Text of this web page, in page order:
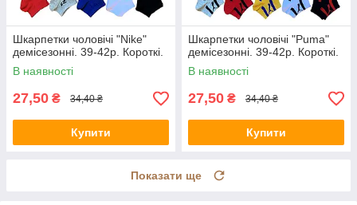
Шкарпетки чоловічі "Nike"
демісезонні. 39-42р. Короткі.
В наявності
27,50 ₴ 34,40 ₴
Купити
Шкарпетки чоловічі "Puma"
демісезонні. 39-42р. Короткі.
В наявності
27,50 ₴ 34,40 ₴
Купити
Показати ще